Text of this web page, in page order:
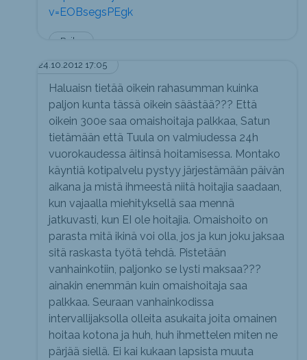
Poika
v=EOBsegsPEgk
24.10.2012 17:05
Haluaisn tietää oikein rahasumman kuinka
paljon kunta tässä oikein säästää??? Että
oikein 300e saa omaishoitaja palkkaa, Satun
tietämään että Tuula on valmiudessa 24h
vuorokaudessa äitinsä hoitamisessa. Montako
käyntiä kotipalvelu pystyy järjestämään päivän
aikana ja mistä ihmeestä niitä hoitajia saadaan,
kun vajaalla miehityksellä saa mennä
jatkuvasti, kun EI ole hoitajia. Omaishoito on
parasta mitä ikinä voi olla, jos ja kun joku jaksaa
sitä raskasta työtä tehdä. Pistetään
vanhainkotiin, paljonko se lysti maksaa???
ainakin enemmän kuin omaishoitaja saa
palkkaa. Seuraan vanhainkodissa
intervallijaksolla olleita asukaita joita omainen
hoitaa kotona ja huh, huh ihmettelen miten ne
pärjää siellä. Ei kai kukaan lapsista muuta